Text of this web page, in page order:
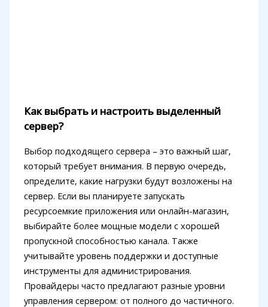
Как выбрать и настроить выделенный
сервер?
Выбор подходящего сервера – это важный шаг,
который требует внимания. В первую очередь,
определите, какие нагрузки будут возложены на
сервер. Если вы планируете запускать
ресурсоемкие приложения или онлайн-магазин,
выбирайте более мощные модели с хорошей
пропускной способностью канала. Также
учитывайте уровень поддержки и доступные
инструменты для администрирования.
Провайдеры часто предлагают разные уровни
управления сервером: от полного до частичного.